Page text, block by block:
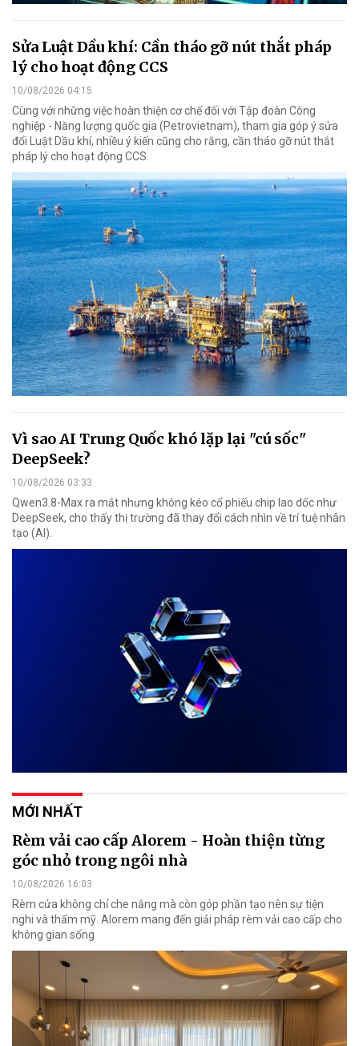
Sửa Luật Dầu khí: Cần tháo gỡ nút thắt pháp
lý cho hoạt động CCS
10/08/2026 04:15
Cùng với những việc hoàn thiện cơ chế đối với Tập đoàn Công
nghiệp - Năng lượng quốc gia (Petrovietnam), tham gia góp ý sửa
đổi Luật Dầu khí, nhiều ý kiến cũng cho rằng, cần tháo gỡ nút thắt
pháp lý cho hoạt động CCS.
Vì sao AI Trung Quốc khó lặp lại "cú sốc"
DeepSeek?
10/08/2026 03:33
Qwen3.8-Max ra mắt nhưng không kéo cổ phiếu chip lao dốc như
DeepSeek, cho thấy thị trường đã thay đổi cách nhìn về trí tuệ nhân
tạo (AI).
MỚI NHẤT
Rèm vải cao cấp Alorem - Hoàn thiện từng
góc nhỏ trong ngôi nhà
10/08/2026 16:03
Rèm cửa không chỉ che nắng mà còn góp phần tạo nên sự tiện
nghi và thẩm mỹ. Alorem mang đến giải pháp rèm vải cao cấp cho
không gian sống